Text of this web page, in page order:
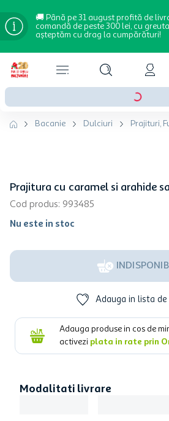
🚚 Până pe 31 august profită de
comandă de peste 300 lei, cu
așteptăm cu drag la cumpărături!
Bacanie Dulciuri Prajituri,
Prajitura cu caramel si arahide
Cod produs: 993485
Nu este in stoc
Adauga in lista
Adauga produse in cos de
activezi plata in rate prin
Modalitati livrare